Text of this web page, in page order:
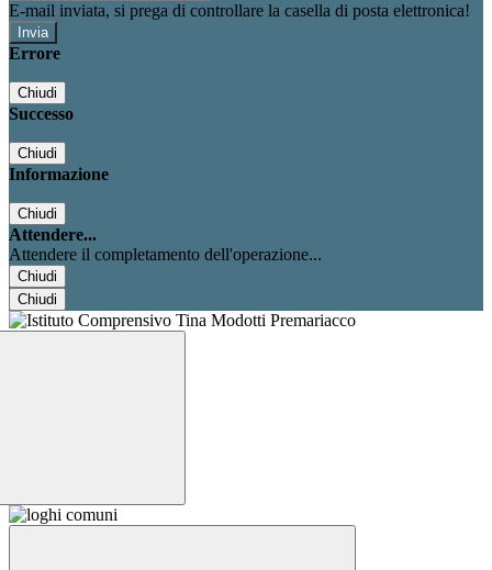
E-mail inviata, si prega di controllare la casella di posta elettronica!
Errore
Chiudi
Successo
Chiudi
Informazione
Chiudi
Attendere...
Attendere il completamento dell'operazione...
Chiudi
Chiudi